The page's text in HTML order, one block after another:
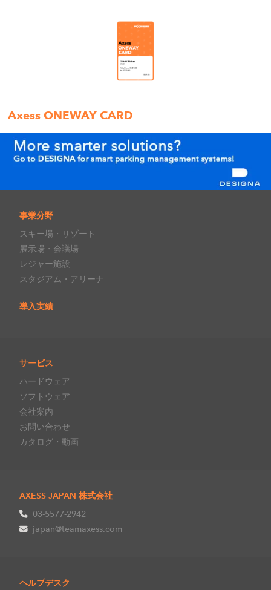
Axess ONEWAY CARD
事業分野
スキー場・リゾート
展示場・会議場
レジャー施設
スタジアム・アリーナ
導入実績
サービス
ハードウェア
ソフトウェア
会社案内
お問い合わせ
カタログ・動画
AXESS JAPAN 株式会社
03-5577-2942
japan@teamaxess.com
ヘルプデスク